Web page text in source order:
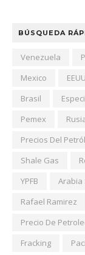
BÚSQUEDA
Venezuela
Mexico
EEUU
Brasil
Pemex
Precios Del
Shale Gas
YPFB
Arabia
Rafael Ramirez
Precio De
Fracking